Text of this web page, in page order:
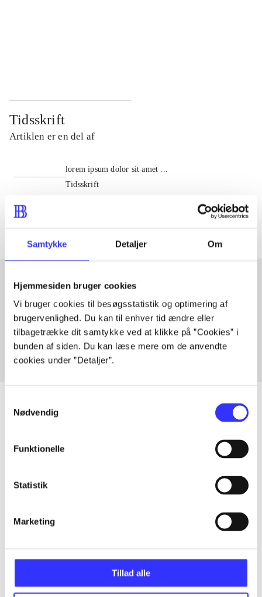
Samtykke Detaljer Om
Hjemmesiden bruger cookies
Vi bruger cookies til besøgsstatistik og optimering af
brugervenlighed. Du kan til enhver tid ændre eller
tilbagetrække dit samtykke ved at klikke på ”Cookies” i
bunden af siden. Du kan læse mere om de anvendte
cookies under ”Detaljer”.
Nødvendig
Funktionelle
Statistik
Marketing
Tillad alle
Tidsskrift
Artiklen er en del af
lorem ipsum dolor sit amet ...
Tidsskrift
Artiklerne i
Artikler med samme emner
Fra
Alle registrerede artikler fordelt på udgivelser
...
...